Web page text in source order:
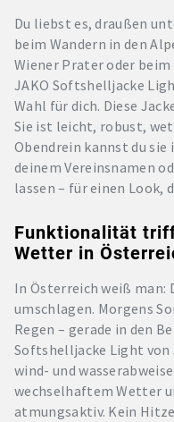
Du liebst es, draußen
beim Wandern in den
Wiener Prater oder
JAKO Softshelljacke
Wahl für dich. Diese
Sie ist leicht, robust,
Obendrein kannst du
deinem Vereinsnamen
lassen – für einen Look,
Funktionalität
Wetter in
In Österreich weiß man:
umschlagen. Morgens
Regen – gerade in den
Softshelljacke Light von
wind- und
wechselhaftem Wetter
atmungsaktiv. Kein